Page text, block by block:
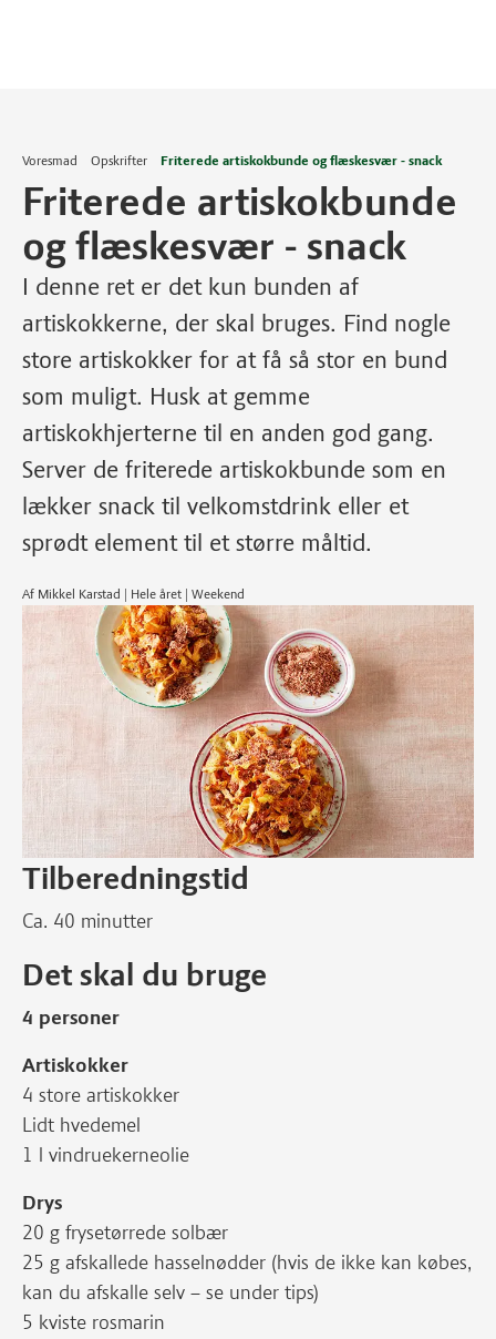
Voresmad Opskrifter Friterede artiskokbunde og flæskesvær - snack
Friterede artiskokbunde
og flæskesvær - snack
I denne ret er det kun bunden af
artiskokkerne, der skal bruges. Find nogle
store artiskokker for at få så stor en bund
som muligt. Husk at gemme
artiskokhjerterne til en anden god gang.
Server de friterede artiskokbunde som en
lækker snack til velkomstdrink eller et
sprødt element til et større måltid.
Af Mikkel Karstad | Hele året | Weekend
Tilberedningstid
Ca. 40 minutter
Det skal du bruge
4 personer
Artiskokker
4 store artiskokker
Lidt hvedemel
1 l vindruekerneolie
Drys
20 g frysetørrede solbær
25 g afskallede hasselnødder (hvis de ikke kan købes,
kan du afskalle selv – se under tips)
5 kviste rosmarin